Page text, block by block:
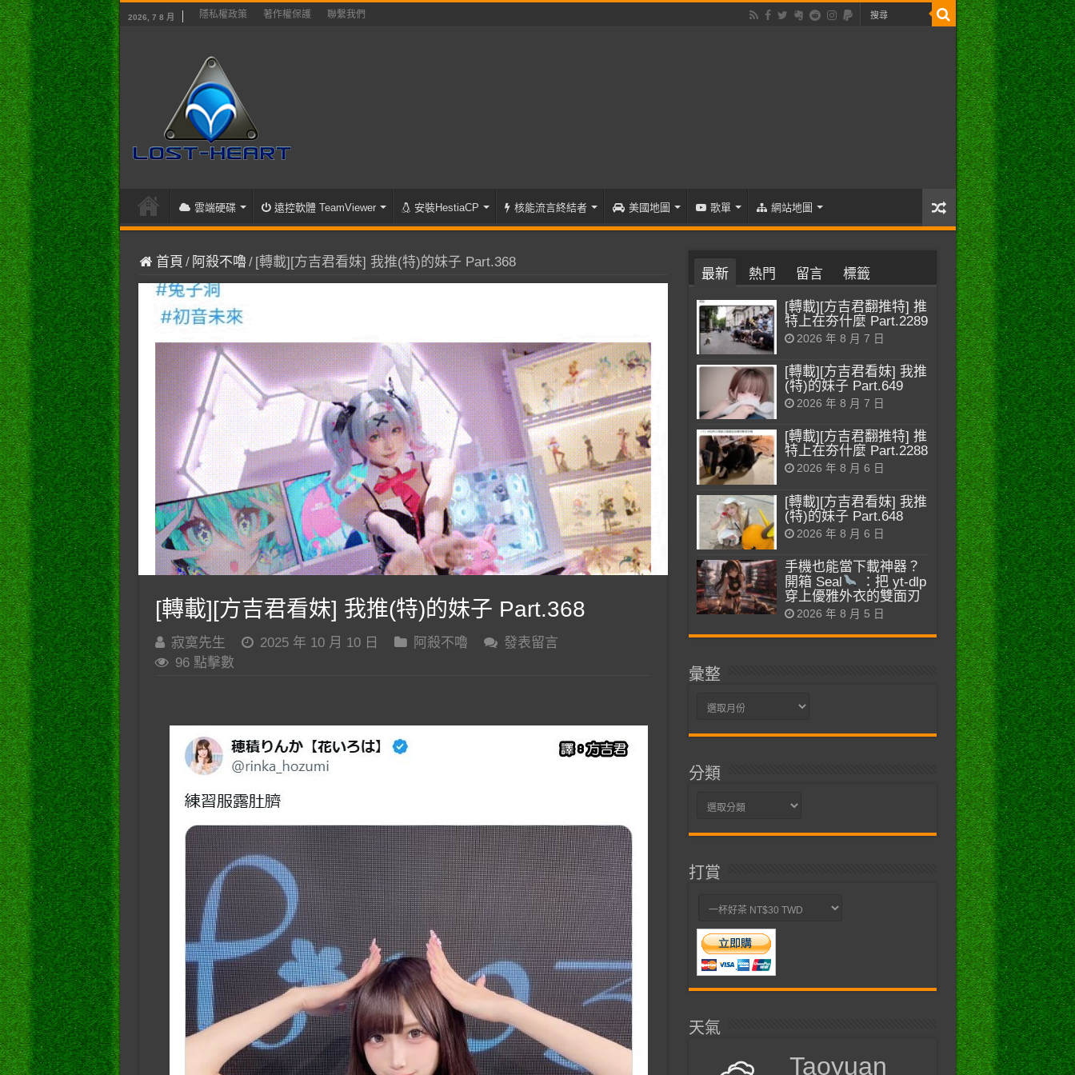
2026, 7 8 月 隱私權政策 著作權保護 聯繫我們
雲端硬碟 遠控軟體 TeamViewer 安裝HestiaCP 核能流言終結者 美國地圖 歌單 網站地圖
首頁 / 阿殺不嚕/ [轉載][方吉君看妹] 我推(特)的妹子 Part.368
[轉載][方吉君看妹] 我推(特)的妹子 Part.368
寂寞先生 2025 年 10 月 10 日 阿殺不嚕
發表留言
96 點擊數
最新 熱門 留言 標籤
[轉載][方吉君翻推特] 推
特上在夯什麼 Part.2289
2026 年 8 月 7 日
[轉載][方吉君看妹] 我推
(特)的妹子 Part.649
2026 年 8 月 7 日
[轉載][方吉君翻推特] 推
特上在夯什麼 Part.2288
2026 年 8 月 6 日
[轉載][方吉君看妹] 我推
(特)的妹子 Part.648
2026 年 8 月 6 日
手機也能當下載神器？
開箱 Seal
：把 yt-dlp
穿上優雅外衣的雙面刃
2026 年 8 月 5 日
彙整
彙
分類
分
打賞
天氣
Taoyuan